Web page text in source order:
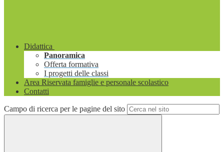
Didattica
Panoramica
Offerta formativa
I progetti delle classi
Area Riservata famiglie e personale scolastico
Contatti
Campo di ricerca per le pagine del sito